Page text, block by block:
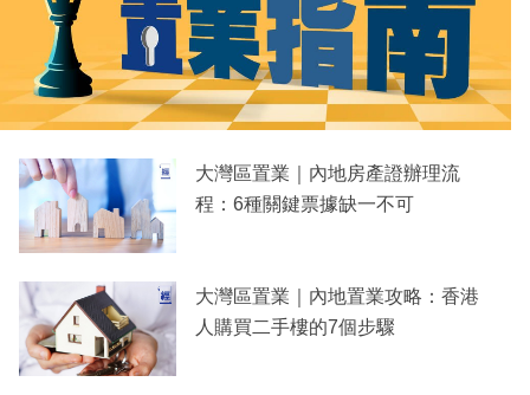
大灣區置業｜內地房產證辦理流
程：6種關鍵票據缺一不可
大灣區置業｜內地置業攻略：香港
人購買二手樓的7個步驟